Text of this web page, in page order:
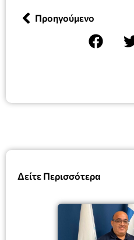
Δείτε Περισσότερα
Προηγούμενο